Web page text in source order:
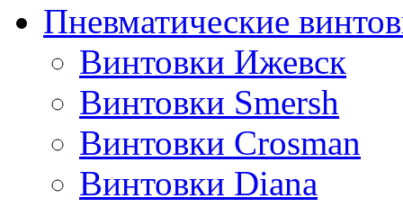
Пневматические
Винтовки Ижевск
Винтовки Smersh
Винтовки Crosman
Винтовки Diana